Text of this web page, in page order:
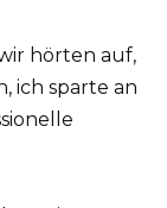
hörten auf,
ich sparte an